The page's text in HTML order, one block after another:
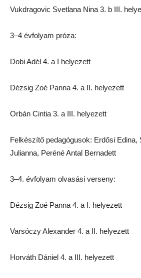
Vukdragovic Svetlana Nina 3. b III.
3–4 évfolyam próza:
Dobi Adél 4. a I helyezett
Dézsig Zoé Panna 4. a II. helyezett
Orbán Cintia 3. a III. helyezett
Felkészítő pedagógusok: Erdősi
Julianna, Peréné Antal Bernadett
3–4. évfolyam olvasási verseny:
Dézsig Zoé Panna 4. a I. helyezett
Varsóczy Alexander 4. a II. helyezett
Horváth Dániel 4. a III. helyezett